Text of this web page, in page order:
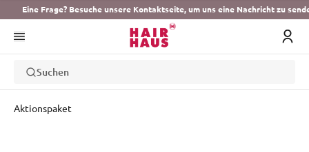
Eine Frage? Besuche unsere Kontaktseite, um uns eine Nachricht zu
Suchen
Aktionspaket